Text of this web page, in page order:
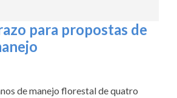
para propostas de
de manejo florestal de quatro